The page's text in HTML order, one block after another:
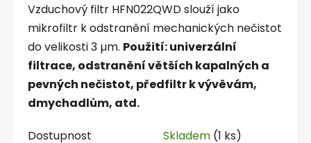
Vzduchový filtr HFN022QWD slouží jako
mikrofiltr k odstranění mechanických nečistot
do velikosti 3 µm. Použití: univerzální
filtrace, odstranění větších kapalných a
pevných nečistot, předfiltr k vývěvám,
dmychadlům, atd.
Dostupnost Skladem (1 ks)